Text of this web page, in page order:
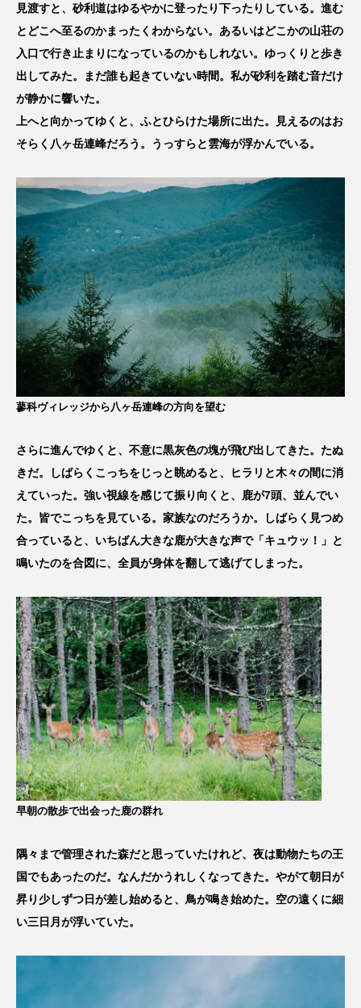
見渡すと、砂利道はゆるやかに登ったり下ったりしている。進む
とどこへ至るのかまったくわからない。あるいはどこかの山荘の
入口で行き止まりになっているのかもしれない。ゆっくりと歩き
出してみた。まだ誰も起きていない時間。私が砂利を踏む音だけ
が静かに響いた。
上へと向かってゆくと、ふとひらけた場所に出た。見えるのはお
そらく八ヶ岳連峰だろう。うっすらと雲海が浮かんでいる。
蓼科ヴィレッジから八ヶ岳連峰の方向を望む
さらに進んでゆくと、不意に黒灰色の塊が飛び出してきた。たぬ
きだ。しばらくこっちをじっと眺めると、ヒラリと木々の間に消
えていった。強い視線を感じて振り向くと、鹿が7頭、並んでい
た。皆でこっちを見ている。家族なのだろうか。しばらく見つめ
合っていると、いちばん大きな鹿が大きな声で「キュウッ！」と
鳴いたのを合図に、全員が身体を翻して逃げてしまった。
早朝の散歩で出会った鹿の群れ
隅々まで管理された森だと思っていたけれど、夜は動物たちの王
国でもあったのだ。なんだかうれしくなってきた。やがて朝日が
昇り少しずつ日が差し始めると、鳥が鳴き始めた。空の遠くに細
い三日月が浮いていた。